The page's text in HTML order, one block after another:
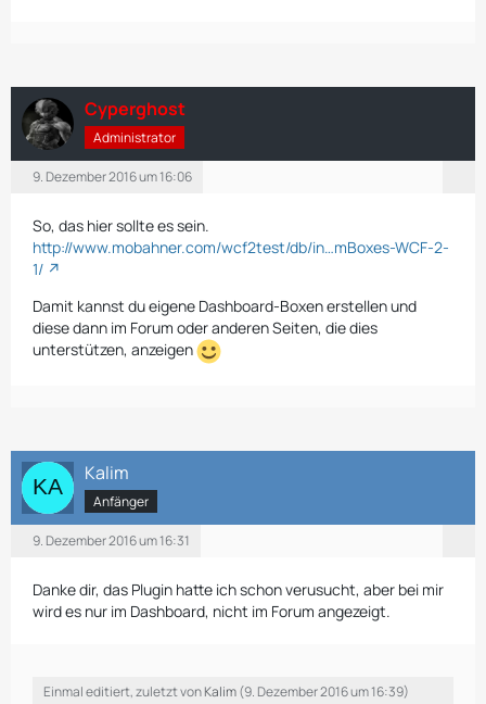
Cyperghost
Administrator
9. Dezember 2016 um 16:06
So, das hier sollte es sein.
http://www.mobahner.com/wcf2test/db/in…mBoxes-WCF-2-
1/
Damit kannst du eigene Dashboard-Boxen erstellen und
diese dann im Forum oder anderen Seiten, die dies
unterstützen, anzeigen
Kalim
Anfänger
9. Dezember 2016 um 16:31
Danke dir, das Plugin hatte ich schon verusucht, aber bei mir
wird es nur im Dashboard, nicht im Forum angezeigt.
Einmal editiert, zuletzt vonKalim(9. Dezember 2016 um 16:39)